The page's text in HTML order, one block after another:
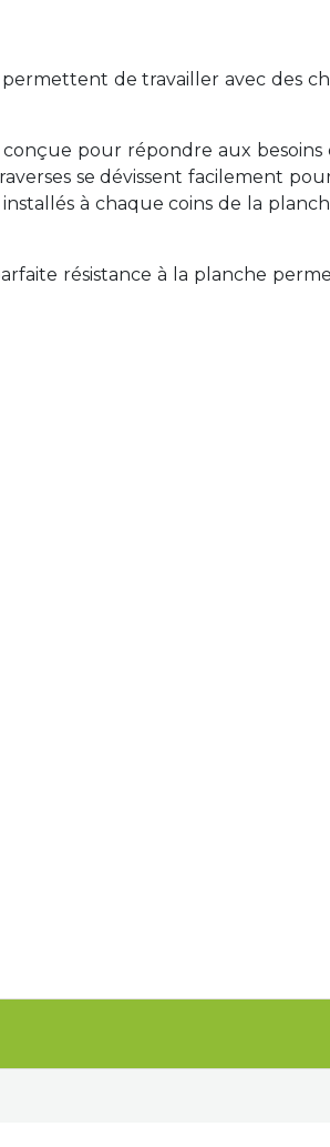
de travailler avec des
conçue pour répondre aux
se dévissent facilement
à chaque coins de la
résistance à la planche